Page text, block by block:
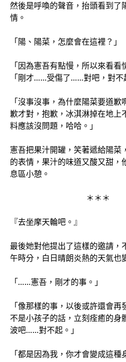
然後是呼喚的聲音，抬頭看到了
情。
「陽、陽菜，怎麼會在這裡？」
「因為憲吾有點慢，所以來看看
「剛才……受傷了……對吧，對不
「沒事沒事，為什麼陽菜要道
歉才對，抱歉，冰淇淋掉在地上
料應該沒問題，哈哈。」
憲吾把果汁開罐，笑著遞給陽菜
的表情，果汁的味道又酸又甜，
息區小憩。
＊＊＊
『去坐摩天輪吧。』
最後她對他提出了這樣的邀請，
午時分，白日晴朗炎熱的天氣也
「……憲吾，剛才的事。」
「像那樣的事，以後或許還會
不是小孩子的話，立刻痊癒的身
波吧……對不起。」
「都是因為我，你才會變成這